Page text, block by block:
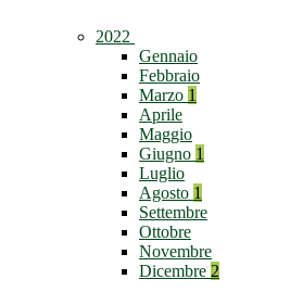
2022
Gennaio
Febbraio
Marzo 1
Aprile
Maggio
Giugno 1
Luglio
Agosto 1
Settembre
Ottobre
Novembre
Dicembre 2